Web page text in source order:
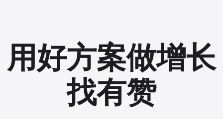
用好方案做增长
找有赞